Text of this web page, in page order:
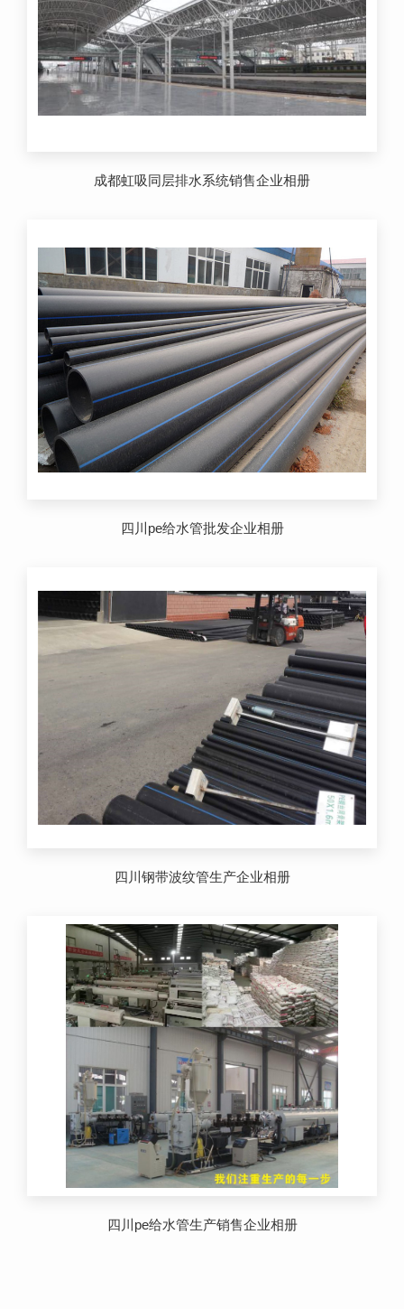
成都虹吸同层排水系统销售企业相册
四川pe给水管批发企业相册
四川钢带波纹管生产企业相册
四川pe给水管生产销售企业相册